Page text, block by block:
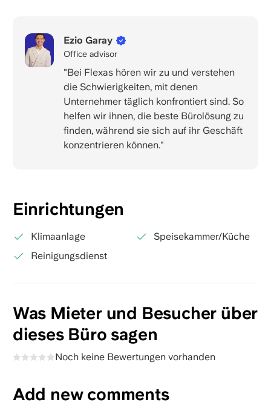
Ezio Garay
Office advisor
"Bei Flexas hören wir zu und verstehen
die Schwierigkeiten, mit denen
Unternehmer täglich konfrontiert sind. So
helfen wir ihnen, die beste Bürolösung zu
finden, während sie sich auf ihr Geschäft
konzentrieren können."
Einrichtungen
Klimaanlage
Speisekammer/Küche
Reinigungsdienst
Was Mieter und Besucher über
dieses Büro sagen
Noch keine Bewertungen vorhanden
Add new comments